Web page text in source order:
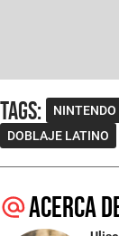
Tags:
DOBLAJE LATINO
Acerca